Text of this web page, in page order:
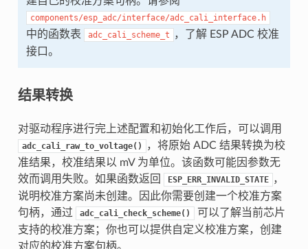
components/esp_adc/interface/adc_cali_interface.h
中的函数表 adc_cali_scheme_t
，了解 ESP ADC 校准
接口。
结果转换
对驱动程序进行完上述配置和初始化工作后，可以调用
adc_cali_raw_to_voltage()
，将原始 ADC 结果转换为校
准结果，校准结果以 mV 为单位。该函数可能因参数无
效而调用失败。如果函数返回
ESP_ERR_INVALID_STATE ，
说明校准方案尚未创建。因此你需要创建一个校准方案
句柄，通过
adc_cali_check_scheme()
可以了解当前芯片
支持的校准方案；你也可以提供自定义校准方案，创建
对应的校准方案句柄。